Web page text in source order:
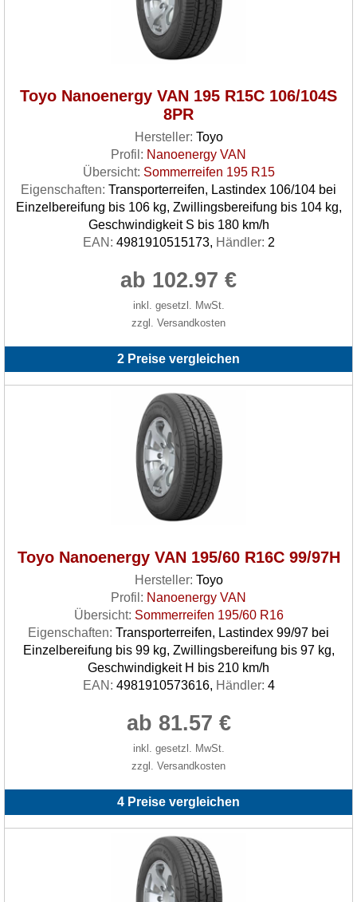
Toyo Nanoenergy VAN 195 R15C 106/104S
8PR
Hersteller: Toyo
Profil: Nanoenergy VAN
Übersicht: Sommerreifen 195 R15
Eigenschaften: Transporterreifen, Lastindex 106/104 bei
Einzelbereifung bis 106 kg, Zwillingsbereifung bis 104 kg,
Geschwindigkeit S bis 180 km/h
EAN: 4981910515173, Händler: 2
ab 102.97 €
inkl. gesetzl. MwSt.
zzgl. Versandkosten
2 Preise vergleichen
Toyo Nanoenergy VAN 195/60 R16C 99/97H
Hersteller: Toyo
Profil: Nanoenergy VAN
Übersicht: Sommerreifen 195/60 R16
Eigenschaften: Transporterreifen, Lastindex 99/97 bei
Einzelbereifung bis 99 kg, Zwillingsbereifung bis 97 kg,
Geschwindigkeit H bis 210 km/h
EAN: 4981910573616, Händler: 4
ab 81.57 €
inkl. gesetzl. MwSt.
zzgl. Versandkosten
4 Preise vergleichen